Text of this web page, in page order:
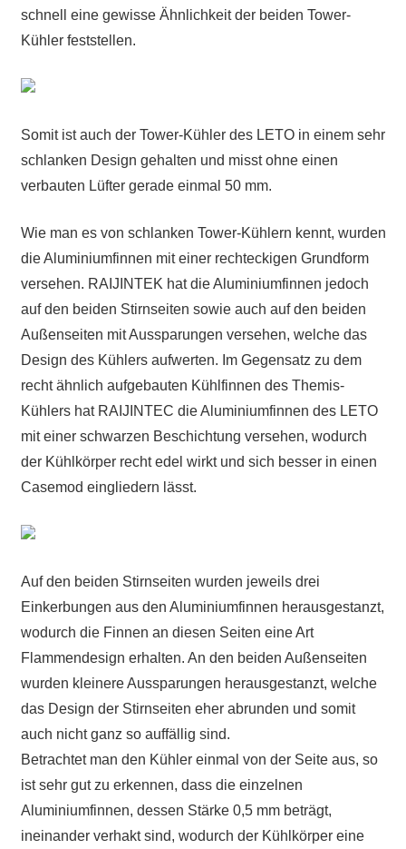
schnell eine gewisse Ähnlichkeit der beiden Tower-
Kühler feststellen.
Somit ist auch der Tower-Kühler des LETO in einem sehr
schlanken Design gehalten und misst ohne einen
verbauten Lüfter gerade einmal 50 mm.
Wie man es von schlanken Tower-Kühlern kennt, wurden
die Aluminiumfinnen mit einer rechteckigen Grundform
versehen. RAIJINTEK hat die Aluminiumfinnen jedoch
auf den beiden Stirnseiten sowie auch auf den beiden
Außenseiten mit Aussparungen versehen, welche das
Design des Kühlers aufwerten. Im Gegensatz zu dem
recht ähnlich aufgebauten Kühlfinnen des Themis-
Kühlers hat RAIJINTEC die Aluminiumfinnen des LETO
mit einer schwarzen Beschichtung versehen, wodurch
der Kühlkörper recht edel wirkt und sich besser in einen
Casemod eingliedern lässt.
Auf den beiden Stirnseiten wurden jeweils drei
Einkerbungen aus den Aluminiumfinnen herausgestanzt,
wodurch die Finnen an diesen Seiten eine Art
Flammendesign erhalten. An den beiden Außenseiten
wurden kleinere Aussparungen herausgestanzt, welche
das Design der Stirnseiten eher abrunden und somit
auch nicht ganz so auffällig sind.
Betrachtet man den Kühler einmal von der Seite aus, so
ist sehr gut zu erkennen, dass die einzelnen
Aluminiumfinnen, dessen Stärke 0,5 mm beträgt,
ineinander verhakt sind, wodurch der Kühlkörper eine